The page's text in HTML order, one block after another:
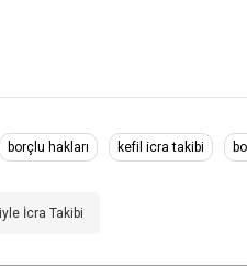
borçlu hakları kefil icra takibi
İcra Takibi